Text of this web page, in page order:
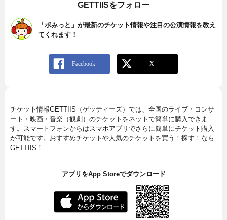
GETTIISをフォロー
「ポみっと」が最新のチケット情報や注目の公演情報を教え
てくれます！
チケット情報GETTIIS（ゲッティーズ）では、全国のライブ・コンサ
ート・映画・音楽（観劇）のチケットをネットで簡単に購入できま
す。スマートフォンからはスマホアプリでさらに簡単にチケット購入
が可能です。おすすめチケットや人気のチケットを買う！探す！なら
GETTIIS！
アプリをApp Storeでダウンロード